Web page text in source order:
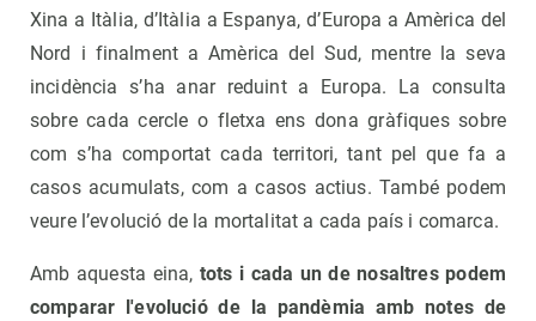
Xina a Itàlia, d’Itàlia a Espanya, d’Europa a Amèrica del
Nord i finalment a Amèrica del Sud, mentre la seva
incidència s’ha anar reduint a Europa. La consulta
sobre cada cercle o fletxa ens dona gràfiques sobre
com s’ha comportat cada territori, tant pel que fa a
casos acumulats, com a casos actius. També podem
veure l’evolució de la mortalitat a cada país i comarca.
Amb aquesta eina, tots i cada un de nosaltres podem
comparar l'evolució de la pandèmia amb notes de